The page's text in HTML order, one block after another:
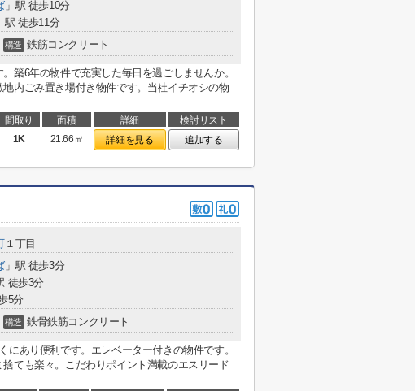
」駅 徒歩10分
駅 徒歩11分
構造 鉄筋コンクリート
築6年の物件で充実した毎日を過ごしませんか。
内ごみ置き場付き物件です。当社イチオシの物
間取り 面積 詳細
検討リスト
1K 21.66㎡ 詳細を見る 追加する
１丁目
」駅 徒歩3分
徒歩3分
5分
構造 鉄骨鉄筋コンクリート
にあり便利です。エレベーター付きの物件です。
ても楽々。こだわりポイント満載のエスリード